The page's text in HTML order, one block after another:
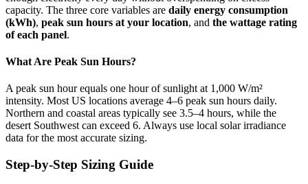
capacity. The three core variables are daily energy consumption
(kWh), peak sun hours at your location, and the wattage rating
of each panel.
What Are Peak Sun Hours?
A peak sun hour equals one hour of sunlight at 1,000 W/m²
intensity. Most US locations average 4–6 peak sun hours daily.
Northern and coastal areas typically see 3.5–4 hours, while the
desert Southwest can exceed 6. Always use local solar irradiance
data for the most accurate sizing.
Step-by-Step Sizing Guide